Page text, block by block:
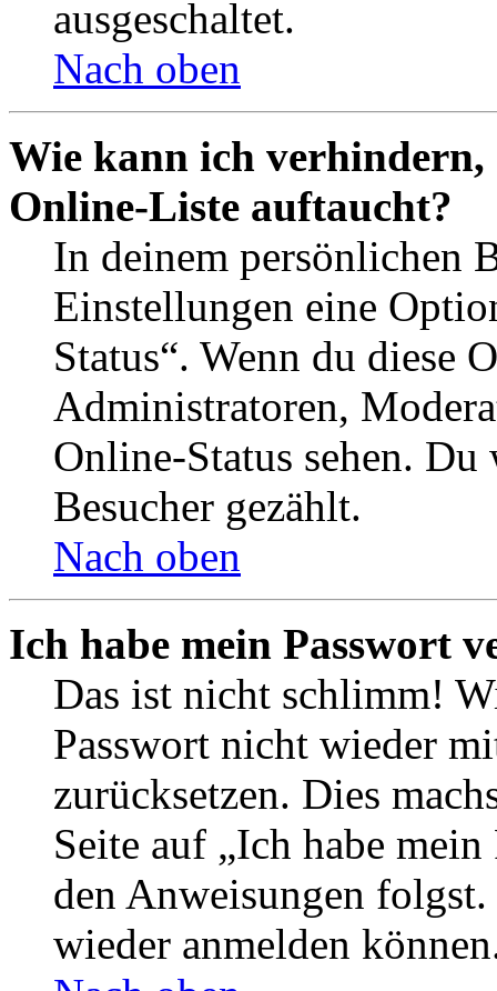
ausgeschaltet.
Nach oben
Wie kann ich verhindern,
Online-Liste auftaucht?
In deinem persönlichen
Einstellungen eine
Status“. Wenn du diese
Administratoren,
Online-Status sehen.
Besucher gezählt.
Nach oben
Ich habe mein Passwort
Das ist nicht schlimm!
Passwort nicht wieder
zurücksetzen. Dies
Seite auf „Ich habe
den Anweisungen
wieder anmelden